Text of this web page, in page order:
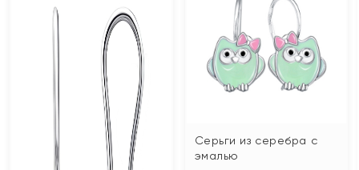
Серьги из серебра с
эмалью